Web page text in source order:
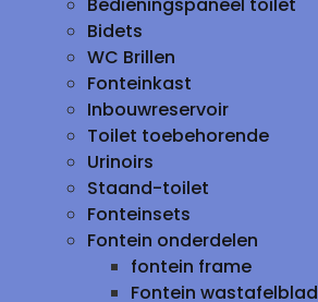
Bidets
WC Brillen
Fonteinkast
Inbouwreservoir
Toilet toebehorende
Urinoirs
Staand-toilet
Fonteinsets
Fontein onderdelen
fontein frame
Fontein wastafelblad